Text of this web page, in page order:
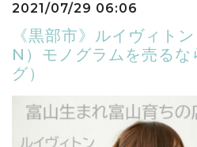
2021/07/29 06:06
《黒部市》ルイヴィト
N）モノグラムを売る
グ）